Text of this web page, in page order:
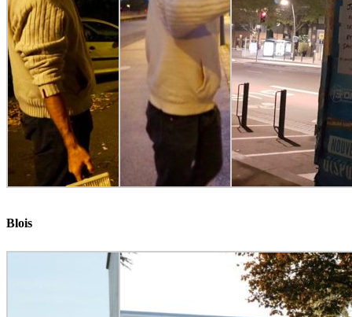
Blois